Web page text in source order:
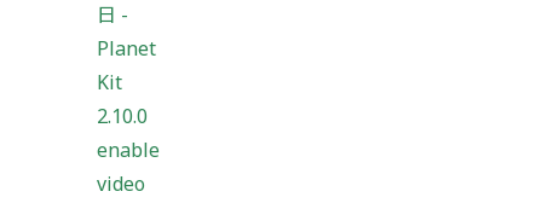
日 -
Planet
Kit
2.10.0
enable
video